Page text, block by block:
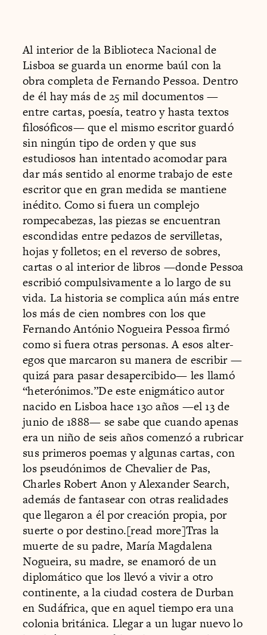
Al interior de la Biblioteca Nacional de
Lisboa se guarda un enorme baúl con la
obra completa de Fernando Pessoa. Dentro
de él hay más de 25 mil documentos —
entre cartas, poesía, teatro y hasta textos
filosóficos— que el mismo escritor guardó
sin ningún tipo de orden y que sus
estudiosos han intentado acomodar para
dar más sentido al enorme trabajo de este
escritor que en gran medida se mantiene
inédito. Como si fuera un complejo
rompecabezas, las piezas se encuentran
escondidas entre pedazos de servilletas,
hojas y folletos; en el reverso de sobres,
cartas o al interior de libros —donde Pessoa
escribió compulsivamente a lo largo de su
vida. La historia se complica aún más entre
los más de cien nombres con los que
Fernando António Nogueira Pessoa firmó
como si fuera otras personas. A esos alter-
egos que marcaron su manera de escribir —
quizá para pasar desapercibido— les llamó
“heterónimos.”De este enigmático autor
nacido en Lisboa hace 130 años —el 13 de
junio de 1888— se sabe que cuando apenas
era un niño de seis años comenzó a rubricar
sus primeros poemas y algunas cartas, con
los pseudónimos de Chevalier de Pas,
Charles Robert Anon y Alexander Search,
además de fantasear con otras realidades
que llegaron a él por creación propia, por
suerte o por destino.[read more]Tras la
muerte de su padre, María Magdalena
Nogueira, su madre, se enamoró de un
diplomático que los llevó a vivir a otro
continente, a la ciudad costera de Durban
en Sudáfrica, que en aquel tiempo era una
colonia británica. Llegar a un lugar nuevo lo